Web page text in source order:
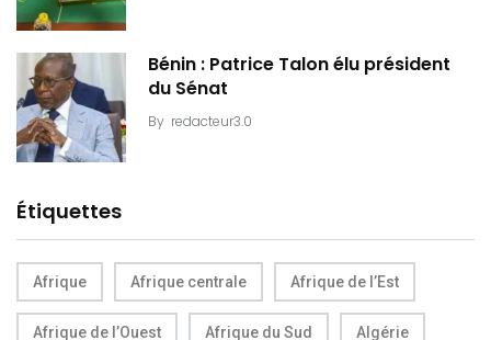
Bénin : Patrice Talon élu président
du Sénat
By redacteur3.0
Étiquettes
Afrique Afrique centrale Afrique de l’Est
Afrique de l’Ouest Afrique du Sud Algérie